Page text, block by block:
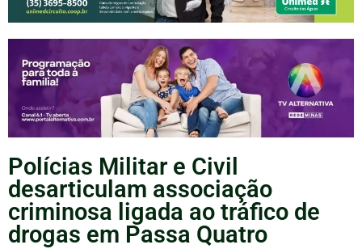
Polícias Militar e Civil
desarticulam associação
criminosa ligada ao tráfico de
drogas em Passa Quatro